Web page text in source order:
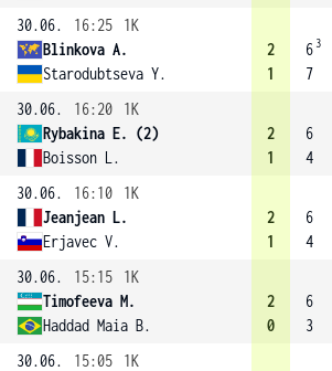
30.06.
16:25
1K
Blinkova A.
Starodubtseva Y.
2
1
6 3
7
30.06.
16:20
1K
Rybakina E. (2)
Boisson L.
2
1
6
4
30.06.
16:10
1K
Jeanjean L.
Erjavec V.
2
1
6
4
30.06.
15:15
1K
Timofeeva M.
Haddad Maia B.
2
0
6
3
30.06.
15:05
1K